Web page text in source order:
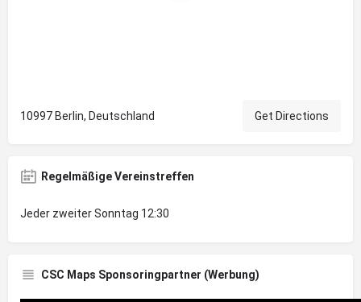
10997 Berlin, Deutschland Get Directions
Regelmäßige Vereinstreffen
Jeder zweiter Sonntag 12:30
CSC Maps Sponsoringpartner (Werbung)